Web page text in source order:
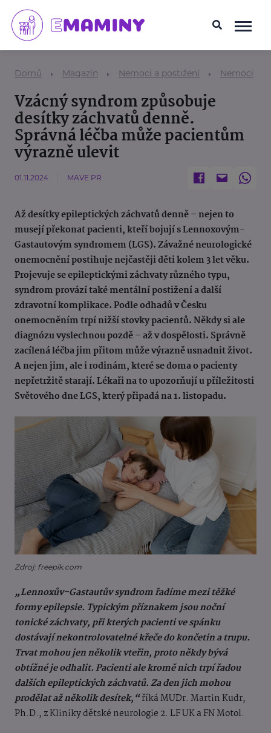
Domů Magazín Nemoci a postižení Nemoci
Vzácný syndrom způsobuje
desítky záchvatů denně.
Správná léčba může pacientům
výrazně ulevit
01.11.2024 MAVE PR
Až desítky epileptických záchvatů denně – nejen to
musejí překonat pacienti, kteří bojují s Lennoxovým-
Gastautovým syndromem (LGS). Závažné neurologické
onemocnění postihuje nejčastěji děti kolem 3 let věku.
Projevuje se epileptickými záchvaty různého typu,
syndrom provází také mentální postižení a další
zdravotní komplikace. Podle odhadů v Česku
onemocněním trpí nižší stovky pacientů. Někdy si ale
diagnózu vyslechnou pozdě – až v dospělosti. Správně
zacílená léčba jim přitom může výrazně usnadnit život.
A nejen jim, ale i rodinám, které se doma o pacienty
nepřetržitě starají. Lékaři na to upozorňují u příležitosti
Světového dne LGS, který připadá na 1. listopadu.
Zdroj: freepik.com
„Lennoxův-Gastautův syndrom řadíme mezi těžké
formy epilepsie. Typickým příznakem jsou noční
tonické záchvaty, při kterých pacienti ve spánku
dostávají nekontrolovatelné křeče do končetin a trupu.
Trvat mohou jen několik vteřin, proto někdy bývá
obtížné je odhalit. Pacienti ale kromě nich trpí řadou
dalších epileptických záchvatů. Za den jich mohou
prodělat až několik desítek,“říká MUDr. Martin Kudr,
Ph.D., z Kliniky dětské neurologie 2. LF UK a FN Motol.